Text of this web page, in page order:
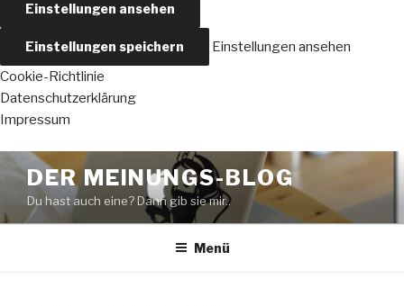
Einstellungen ansehen
Einstellungen speichern
Einstellungen ansehen
Cookie-Richtlinie
Datenschutzerklärung
Impressum
Zum
Inhalt
springen
DER MEINUNGS-BLOG
Du hast auch eine? Dann gib sie mir..
Menü